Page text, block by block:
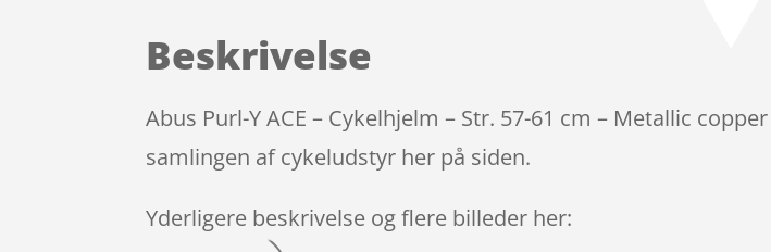
Beskrivelse
Abus Purl-Y ACE – Cykelhjelm – Str. 57-61 cm – Metallic
samlingen af cykeludstyr her på siden.
Yderligere beskrivelse og flere billeder her: